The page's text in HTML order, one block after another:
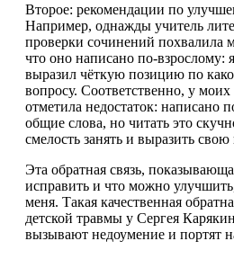
Второе: рекомендации по
Например, однажды учитель
проверки сочинений похвалила
что оно написано по-взрослому:
выразил чёткую позицию по
вопросу. Соответственно, у
отметила недостаток: написано
общие слова, но читать это
смелость занять и выразить
Эта обратная связь,
исправить и что можно
меня. Такая качественная
детской травмы у Сергея
вызывают недоумение и портят